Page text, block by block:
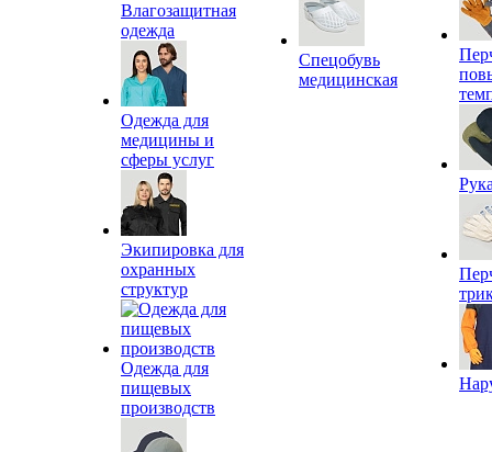
Влагозащитная
одежда
Одежда для
медицины и
сферы услуг
Экипировка для
охранных
структур
Одежда для
пищевых
производств
Спецобувь
медицинская